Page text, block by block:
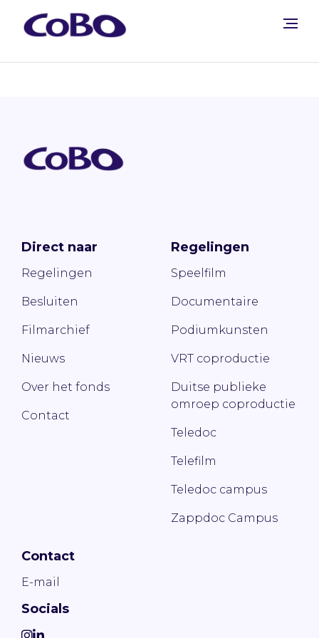
Direct naar
Regelingen
Besluiten
Filmarchief
Nieuws
Over het fonds
Contact
Regelingen
Speelfilm
Documentaire
Podiumkunsten
VRT coproductie
Duitse publieke
omroep coproductie
Teledoc
Telefilm
Teledoc campus
Zappdoc Campus
Contact
E-mail
Socials